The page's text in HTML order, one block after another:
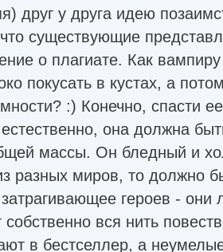
друг у друга идею
существующие
о плагиате. Как
покусать в кустах, а
:) Конечно, спасти
она должна
массы. Он бледный и
разных миров, то должно
героев - они
вся нить
в бестселлер, а